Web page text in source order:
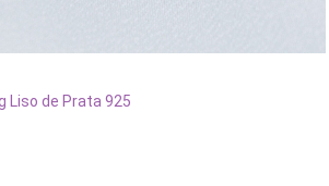
ADICIONAR AO CARRINHO
Liso de Prata 925